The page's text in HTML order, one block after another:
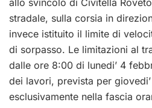
allo svincolo di Civitella
stradale, sulla corsia in
invece istituito il limite di
di sorpasso. Le limitazioni al
dalle ore 8:00 di lunedi’ 4
dei lavori, prevista per
esclusivamente nella fascia